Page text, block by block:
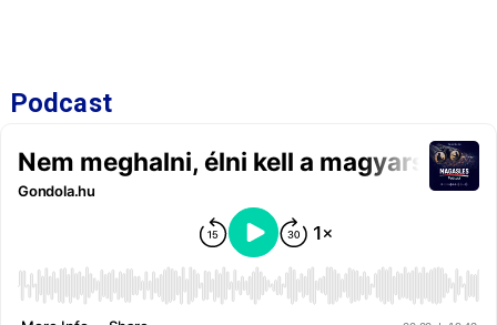
Podcast